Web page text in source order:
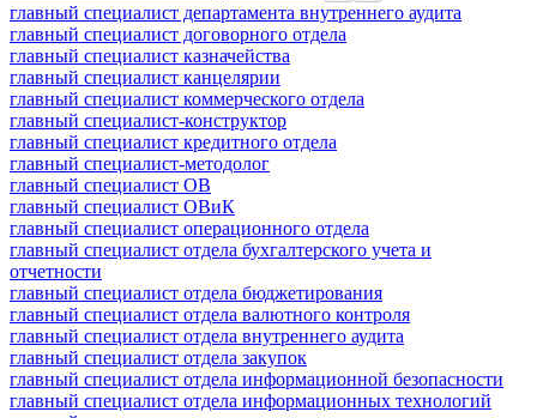
главный специалист департамента внутреннего аудита
главный специалист договорного отдела
главный специалист казначейства
главный специалист канцелярии
главный специалист коммерческого отдела
главный специалист-конструктор
главный специалист кредитного отдела
главный специалист-методолог
главный специалист ОВ
главный специалист ОВиК
главный специалист операционного отдела
главный специалист отдела бухгалтерского учета и
отчетности
главный специалист отдела бюджетирования
главный специалист отдела валютного контроля
главный специалист отдела внутреннего аудита
главный специалист отдела закупок
главный специалист отдела информационной безопасности
главный специалист отдела информационных технологий